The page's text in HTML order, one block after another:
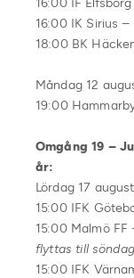
16:00 IK Sirius –
18:00 BK
Måndag 12
19:00
Omgång 19 –
år:
Lördag 17
15:00 IFK
15:00 Malmö
flyttas till söndag
15:00 IFK